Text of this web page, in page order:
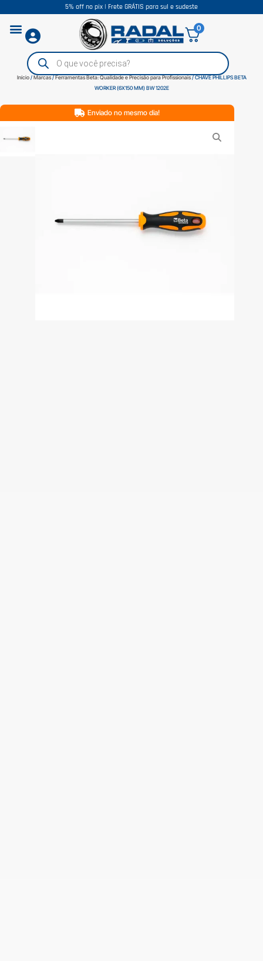
5% off no pix | Frete GRÁTIS para sul e sudeste
0
Início/Marcas/Ferramentas Beta: Qualidade e Precisão para Profissionais/ CHAVE PHILLIPS BETA
WORKER (6X150 MM) BW 1202E
Enviado no mesmo dia!